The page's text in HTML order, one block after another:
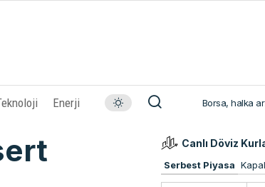
Enerji Borsa, halka
Canlı Döviz
Serbest Piyasa